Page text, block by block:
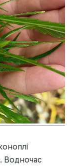
Водночас